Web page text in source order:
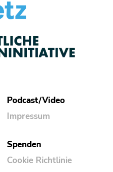
Podcast/Video
Impressum
Spenden
Cookie Richtlinie